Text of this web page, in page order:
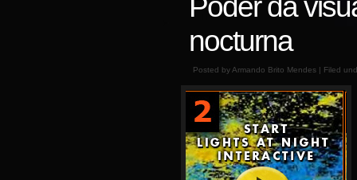
nocturna
Posted by Armando Brito Mendes | Filed